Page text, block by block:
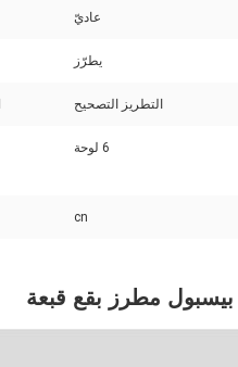
عاديّ
يطرّز
التطريز التصحيح
6 لوحة
cn
بيسبول مطرز بقع قبعة